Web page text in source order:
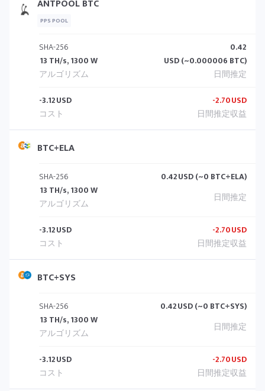
ANTPOOL BTC
PPS POOL
SHA-256
13 TH/s, 1300 W
0.42
USD (~0.000006 BTC)
-3.12USD -2.70USD
BTC+ELA
SHA-256
13 TH/s, 1300 W
0.42USD (~0 BTC+ELA)
-3.12USD -2.70USD
BTC+SYS
SHA-256
13 TH/s, 1300 W
0.42USD (~0 BTC+SYS)
-3.12USD -2.70USD